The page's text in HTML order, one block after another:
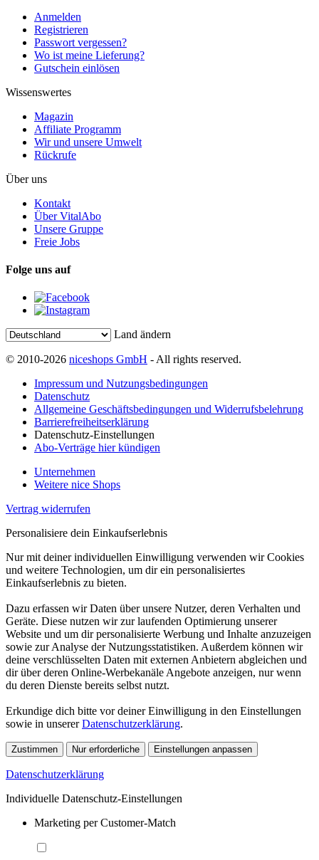
Anmelden
Registrieren
Passwort vergessen?
Wo ist meine Lieferung?
Gutschein einlösen
Wissenswertes
Magazin
Affiliate Programm
Wir und unsere Umwelt
Rückrufe
Über uns
Kontakt
Über VitalAbo
Unsere Gruppe
Freie Jobs
Folge uns auf
Land ändern
© 2010-2026 niceshops GmbH - All rights reserved.
Impressum und Nutzungsbedingungen
Datenschutz
Allgemeine Geschäftsbedingungen und Widerrufsbelehrung
Barrierefreiheitserklärung
Datenschutz-Einstellungen
Abo-Verträge hier kündigen
Unternehmen
Weitere nice Shops
Vertrag widerrufen
Personalisiere dein Einkaufserlebnis
Nur mit deiner individuellen Einwilligung verwenden wir Cookies
und weitere Technologien, um dir ein personalisiertes
Einkaufserlebnis zu bieten.
Dazu erfassen wir Daten über unsere Nutzer, deren Verhalten und
Geräte. Diese nutzen wir zur laufenden Optimierung unserer
Website und um dir personalisierte Werbung und Inhalte anzuzeigen
sowie zur Analyse der Nutzungsstatistiken. Außerdem können wir
deine verschlüsselten Daten mit externen Anbietern abgleichen und
dir über deren Online-Werbekanäle Angebote anzeigen, nur wenn
du deren Dienste bereits selbst nutzt.
Erkundige dich bitte vor deiner Einwilligung in den Einstellungen
sowie in unsererDatenschutzerklärung.
Zustimmen Nur erforderliche Einstellungen anpassen
Datenschutzerklärung
Individuelle Datenschutz-Einstellungen
Marketing per Customer-Match